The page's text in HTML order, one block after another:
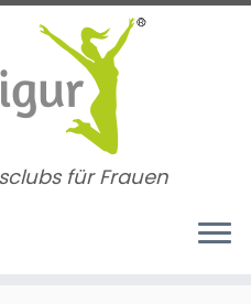
für Frauen